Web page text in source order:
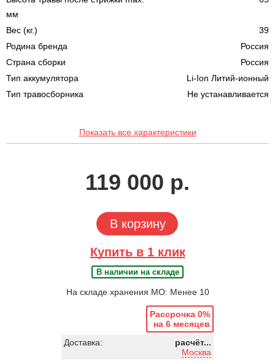
мм
Вес (кг.)
39
Родина бренда
Россия
Страна сборки
Россия
Тип аккумулятора
Li-Ion Литий-ионный
Тип травосборника
Не устанавливается
Показать все характеристики
119 000 р.
В корзину
Купить в 1 клик
В наличии на складе
На складе хранения МО: Менее 10
Рассрочка 0%
на 6 месяцев
Доставка:
расчёт...
Москва